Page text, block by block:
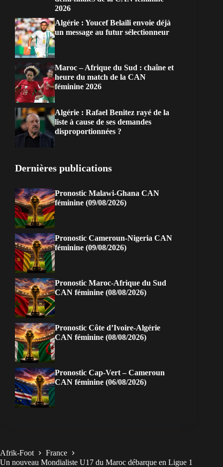
2026
Algérie : Youcef Belaïli envoie déjà
un message au futur sélectionneur
Maroc – Afrique du Sud : chaîne et
heure du match de la CAN
féminine 2026
Algérie : Rafael Benitez rayé de la
liste à cause de ses demandes
disproportionnées ?
Dernières publications
Pronostic Malawi-Ghana CAN
féminine (09/08/2026)
Pronostic Cameroun-Nigeria CAN
féminine (09/08/2026)
Pronostic Maroc-Afrique du Sud
CAN féminine (08/08/2026)
Pronostic Côte d’Ivoire-Algérie
CAN féminine (08/08/2026)
Pronostic Cap-Vert – Cameroun
CAN féminine (06/08/2026)
Afrik-Foot
France
Un nouveau Mondialiste U17 du Maroc débarque en Ligue 1